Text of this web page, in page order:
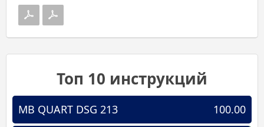
Топ 10 инструкций
100.00
MB QUART DSG 213